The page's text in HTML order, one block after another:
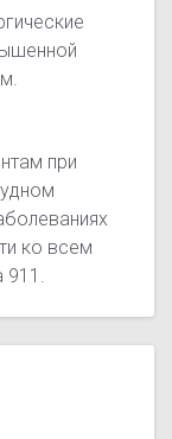
при
ко всем
911.